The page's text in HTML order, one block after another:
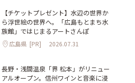
【チケットプレゼント】水辺の世界か
ら浮世絵の世界へ。「広島もとまち水
族館」ではじまるアートさんぽ
広島県 [PR] 2026.07.31
長野・浅間温泉「界 松本」がリニュー
アルオープン。信州ワインと音楽に浸